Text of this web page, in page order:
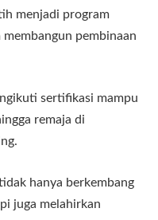
menjadi program
pembinaan
sertifikasi mampu
remaja di
hanya berkembang
juga melahirkan